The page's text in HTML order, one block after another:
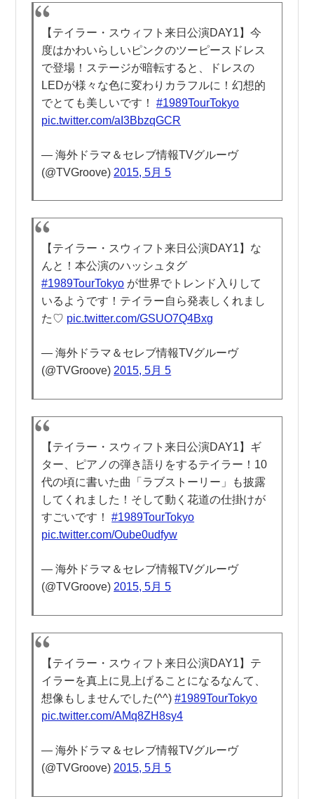
【テイラー・スウィフト来日公演DAY1】今
度はかわいらしいピンクのツーピースドレス
で登場！ステージが暗転すると、ドレスの
LEDが様々な色に変わりカラフルに！幻想的
でとても美しいです！#1989TourTokyo
pic.twitter.com/aI3BbzqGCR
— 海外ドラマ＆セレブ情報TVグルーヴ
(@TVGroove) 2015, 5月 5
【テイラー・スウィフト来日公演DAY1】な
んと！本公演のハッシュタグ
#1989TourTokyo が世界でトレンド入りして
いるようです！テイラー自ら発表しくれまし
た♡ pic.twitter.com/GSUO7Q4Bxg
— 海外ドラマ＆セレブ情報TVグルーヴ
(@TVGroove) 2015, 5月 5
【テイラー・スウィフト来日公演DAY1】ギ
ター、ピアノの弾き語りをするテイラー！10
代の頃に書いた曲「ラブストーリー」も披露
してくれました！そして動く花道の仕掛けが
すごいです！#1989TourTokyo
pic.twitter.com/Oube0udfyw
— 海外ドラマ＆セレブ情報TVグルーヴ
(@TVGroove) 2015, 5月 5
【テイラー・スウィフト来日公演DAY1】テ
イラーを真上に見上げることになるなんて、
想像もしませんでした(^^)#1989TourTokyo
pic.twitter.com/AMq8ZH8sy4
— 海外ドラマ＆セレブ情報TVグルーヴ
(@TVGroove) 2015, 5月 5